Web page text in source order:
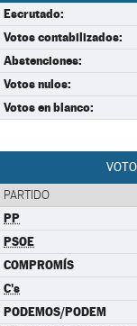
Escrutado:
Votos contabilizados:
Abstenciones:
Votos nulos:
Votos en blanco:
PARTIDO
PP
PSOE
COMPROMÍS
C's
PODEMOS/PODEM